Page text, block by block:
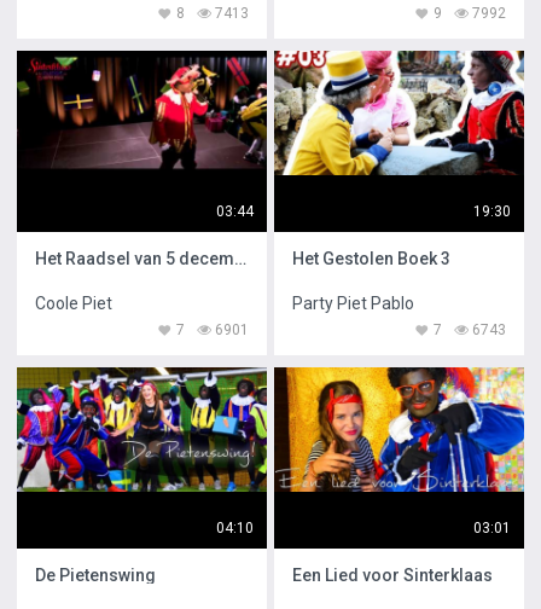
7413
8 7992
9
03:44
Het Raadsel van 5 december
Coole Piet
6901
7
19:30
Het Gestolen Boek 3
Party Piet Pablo
6743
7
04:10
De Pietenswing
03:01
Een Lied voor Sinterklaas